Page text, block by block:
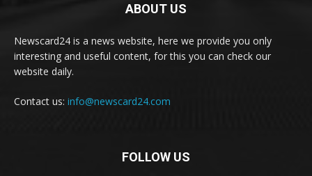
ABOUT US
Newscard24 is a news website, here we provide you only
interesting and useful content, for this you can check our
website daily.
Contact us: info@newscard24.com
FOLLOW US